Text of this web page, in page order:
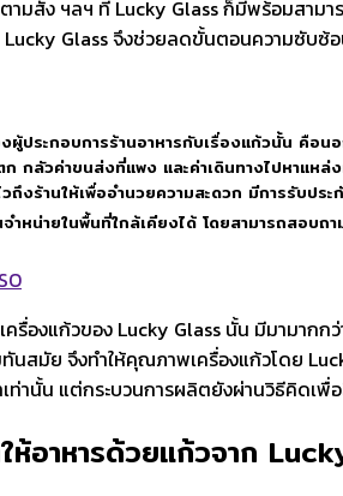
มสั่ง ฯลฯ ที่ Lucky Glass ก็มีพร้อมสามา
Glass จึงช่วยลดขั้นตอนความซับซ้อ
ผู้ประกอบการร้านอาหารกับเรื่องแก้วนั้น คือ
ก กลัวค่าขนส่งที่แพง และค่าเดินทางไปหาแ
งร้านให้เพื่ออำนวยความสะดวก มีการรับป
ำหน่ายในพื้นที่ใกล้เคียงได้ โดยสามารถสอบถ
รื่องแก้วของ Lucky Glass นั้น มีมามาก
นสมัย จึงทำให้คุณภาพเครื่องแก้วโดย
ท่านั้น แต่กระบวนการผลิตยังผ่านวิธีคิดเ
ห้อาหารด้วยแก้วจาก